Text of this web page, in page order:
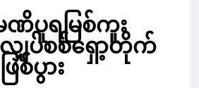
ဏိပူရမြစ်ကူး
ျှပ်စစ်ရှော့တိုက်
စ်ပွား